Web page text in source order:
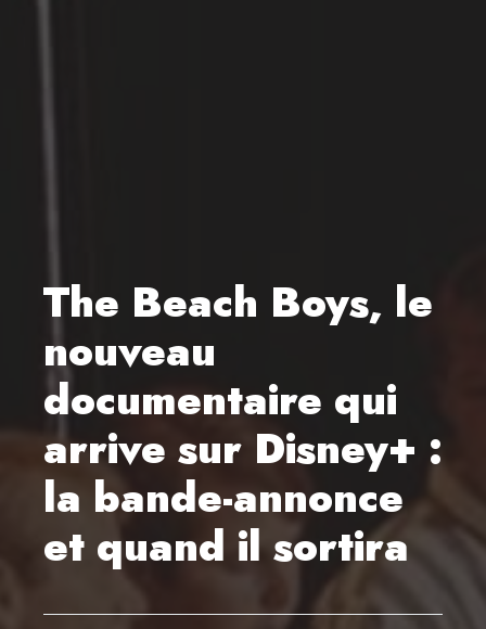
The Beach Boys, le
nouveau
documentaire qui
arrive sur Disney+ :
la bande-annonce
et quand il sortira